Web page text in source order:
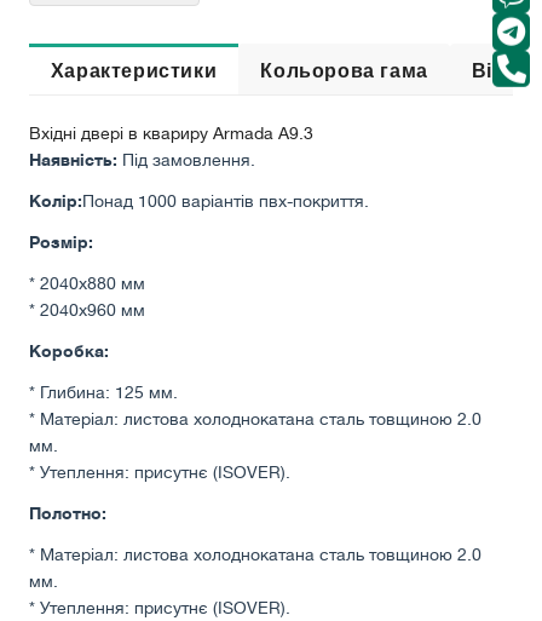
Характеристики Кольорова гама
Вхідні двері в квариру Armada A9.3
Наявність: Під замовлення.
Колір:Понад 1000 варіантів пвх-покриття.
Розмір:
* 2040х880 мм
* 2040х960 мм
Коробка:
* Глибина: 125 мм.
* Матеріал: листова холоднокатана сталь товщиною 2.0
мм.
* Утеплення: присутнє (ISOVER).
Полотно:
* Матеріал: листова холоднокатана сталь товщиною 2.0
мм.
* Утеплення: присутнє (ISOVER).